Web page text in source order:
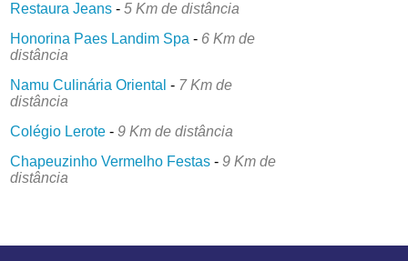
Restaura Jeans -5 Km de distância
Honorina Paes Landim Spa - 6 Km de
distância
Namu Culinária Oriental - 7 Km de
distância
Colégio Lerote -9 Km de distância
Chapeuzinho Vermelho Festas -9 Km de
distância